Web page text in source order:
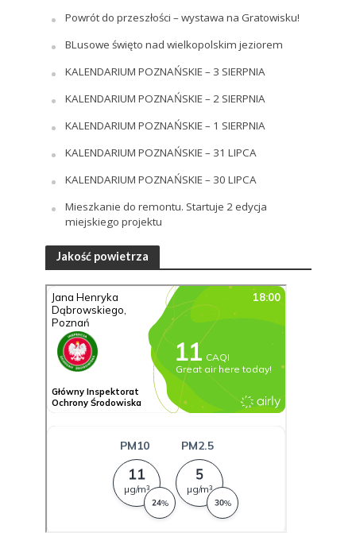
Powrót do przeszłości – wystawa na Gratowisku!
BLusowe święto nad wielkopolskim jeziorem
KALENDARIUM POZNAŃSKIE – 3 SIERPNIA
KALENDARIUM POZNAŃSKIE – 2 SIERPNIA
KALENDARIUM POZNAŃSKIE – 1 SIERPNIA
KALENDARIUM POZNAŃSKIE – 31 LIPCA
KALENDARIUM POZNAŃSKIE – 30 LIPCA
Mieszkanie do remontu. Startuje 2 edycja
miejskiego projektu
Jakość powietrza